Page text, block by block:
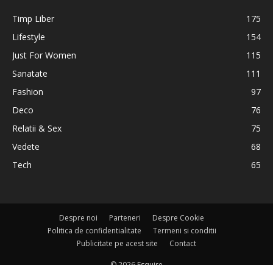
Timp Liber
175
Lifestyle
154
Just For Women
115
Sanatate
111
Fashion
97
Deco
76
Relatii & Sex
75
Vedete
68
Tech
65
Despre noi Parteneri
Despre Cookie
Politica de confidentialitate
Termeni si conditii
Publicitate pe acest site
Contact